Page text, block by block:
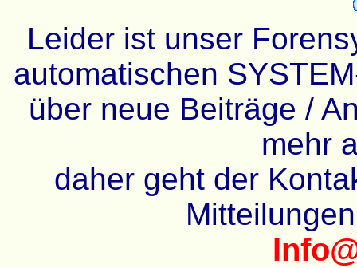
Leider ist unser
automatischen
über neue Beiträge /
mehr
daher geht der